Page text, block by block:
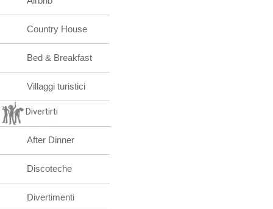
Country House
Bed & Breakfast
Villaggi turistici
Divertirti
After Dinner
Discoteche
Divertimenti